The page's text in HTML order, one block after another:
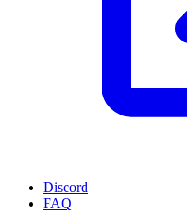
Discord
FAQ